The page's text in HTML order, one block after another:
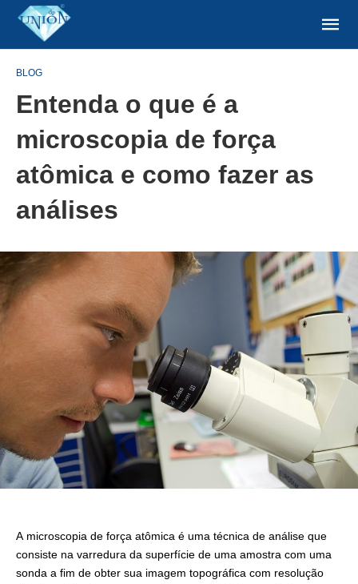
BLOG
Entenda o que é a
microscopia de força
atômica e como fazer as
análises
A microscopia de força atômica é uma técnica de análise que
consiste na varredura da superfície de uma amostra com uma
sonda a fim de obter sua imagem topográfica com resolução